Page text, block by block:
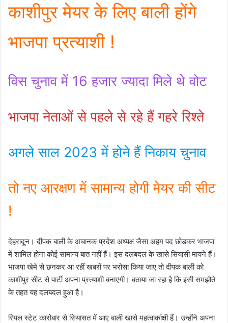
काशीपुर मेयर के लिए बाली होंगे
भाजपा प्रत्याशी !
विस चुनाव में 16 हजार ज्यादा मिले थे वोट
भाजपा नेताओं से पहले से रहे हैं गहरे रिश्ते
अगले साल 2023 में होने हैं निकाय चुनाव
तो नए आरक्षण में सामान्य होगी मेयर की सीट
!
देहरादून। दीपक बाली के अचानक प्रदेश अध्यक्ष जैसा अहम पद छोड़कर भाजपा
में शामिल होना कोई सामान्य बात नहीं हैं। इस दलबदल के खासे सियासी मायने हैं।
भाजपा खेमे से छनकर आ रहीं खबरों पर भरोसा किया जाए तो दीपक बाली को
काशीपुर सीट से पार्टी अपना प्रत्याशी बनाएगी। बताया जा रहा है कि इसी समझौते
के तहत यह दलबदल हुआ है।
रियल स्टेट कारोबार से सियासत में आए बाली खासे महत्वाकांक्षी हैं। उन्होंने अपना